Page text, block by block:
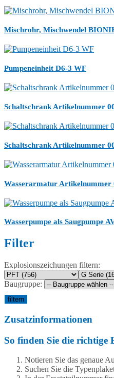
Mischrohr, Mischwendel
Pumpeneinheit D6-3 WF
Schaltschrank Artikelnummer
Schaltschrank Artikelnummer
Wasserarmatur Artikelnummer
Wasserpumpe als Saugpumpe
Filter
Explosionszeichungen filtern:
Baugruppe:
filtern
Zusatzinformationen
So finden Sie die
Notieren Sie das genaue
Suchen Sie die